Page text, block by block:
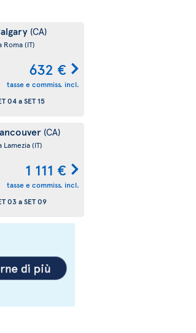
(CA)
Roma(IT)
632 €
tasse e commiss. incl.
04aSET 15
(CA)
Lamezia(IT)
1 111 €
tasse e commiss. incl.
03aSET 09